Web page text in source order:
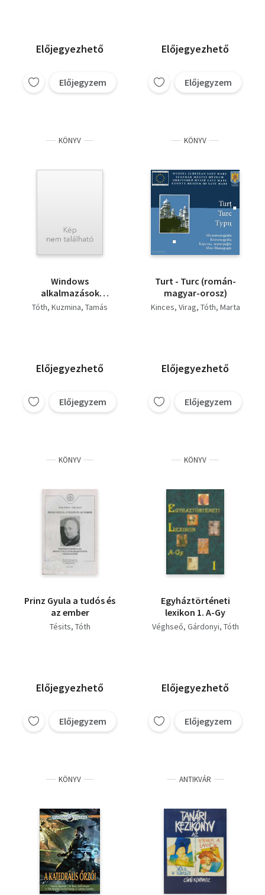
Előjegyezhető
Előjegyzem
Előjegyezhető
Előjegyzem
KÖNYV
Windows
alkalmazások
fejlesztése C++ Buider
Tóth Kuzmina Tamás
Előjegyezhető
Előjegyzem
KÖNYV
Turt - Turc (román-
magyar-orosz)
Kinces Virag Tóth Marta
Előjegyezhető
Előjegyzem
KÖNYV
Prinz Gyula a tudós és
az ember
Tésits Tóth
Előjegyezhető
Előjegyzem
KÖNYV
Egyháztörténeti
lexikon 1. A-Gy
Véghseő Gárdonyi Tóth
Előjegyezhető
Előjegyzem
KÖNYV ANTIKVÁR